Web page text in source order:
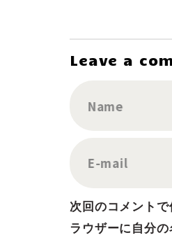
Leave a
Name
E-mail
次回のコメント
ラウザーに自分